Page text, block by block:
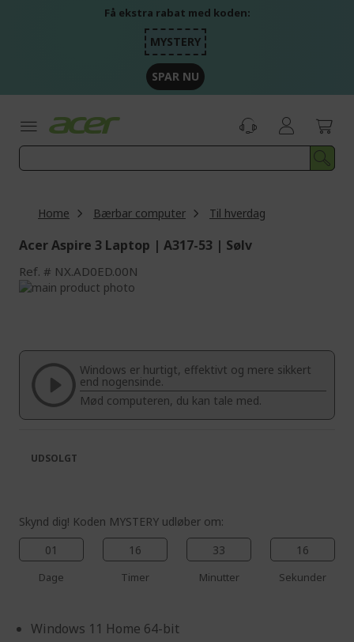
Få ekstra rabat med koden:
MYSTERY
SPAR NU
Home Bærbar computer Til hverdag
Acer Aspire 3 Laptop | A317-53 | Sølv
Ref. NX.AD0ED.00N
Skip
of
images
gallery
beginning
the
images
gallery
Windows er hurtigt, effektivt og mere sikkert
end nogensinde.
Mød computeren, du kan tale med.
Skynd dig! Koden MYSTERY udløber om:
01
Dage
16
Timer
33
Minutter
16
Sekunder
Windows 11 Home 64-bit
UDSOLGT